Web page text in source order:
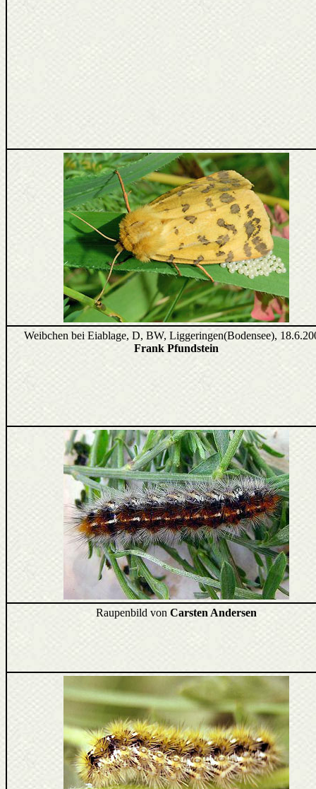
Weibchen bei Eiablage, D, BW, Liggeringen(Bodensee),
Frank Pfundstein
Raupenbild von Carsten Andersen